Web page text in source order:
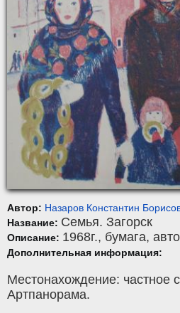
Автор: Назаров Константин
Название: Семья. Загорск
Описание: 1968г., бумага,
Дополнительная информация:
Местонахождение: частное
Артпанорама.